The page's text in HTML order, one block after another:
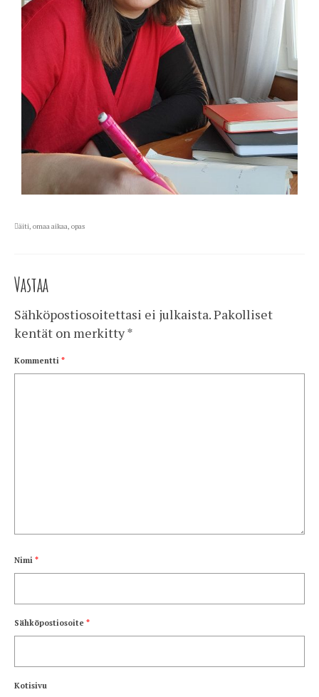
äiti, omaa aikaa, opas
Vastaa
Sähköpostiosoitettasi ei julkaista.Pakolliset
kentät on merkitty*
Kommentti *
Nimi *
Sähköpostiosoite *
Kotisivu